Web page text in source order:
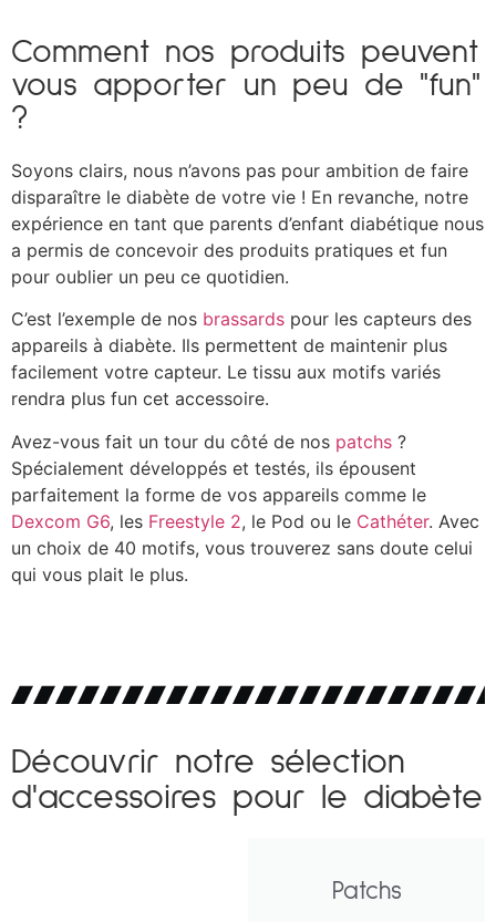
Comment nos produits peuvent
vous apporter un peu de "fun"
?
Soyons clairs, nous n’avons pas pour ambition de faire
disparaître le diabète de votre vie ! En revanche, notre
expérience en tant que parents d’enfant diabétique nous
a permis de concevoir des produits pratiques et fun
pour oublier un peu ce quotidien.
C’est l’exemple de nos brassards pour les capteurs des
appareils à diabète. Ils permettent de maintenir plus
facilement votre capteur. Le tissu aux motifs variés
rendra plus fun cet accessoire.
Avez-vous fait un tour du côté de nos patchs ?
Spécialement développés et testés, ils épousent
parfaitement la forme de vos appareils comme le
Dexcom G6, les Freestyle 2, le Pod ou le Cathéter. Avec
un choix de 40 motifs, vous trouverez sans doute celui
qui vous plait le plus.
Découvrir notre sélection
d'accessoires pour le diabète
Patchs